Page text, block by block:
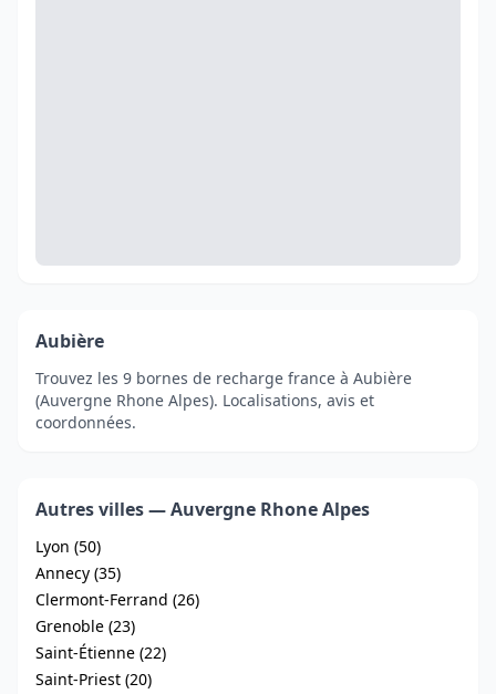
Aubière
Trouvez les 9 bornes de recharge france à Aubière
(Auvergne Rhone Alpes). Localisations, avis et
coordonnées.
Autres villes — Auvergne Rhone Alpes
Lyon (50)
Annecy (35)
Clermont-Ferrand (26)
Grenoble (23)
Saint-Étienne (22)
Saint-Priest (20)